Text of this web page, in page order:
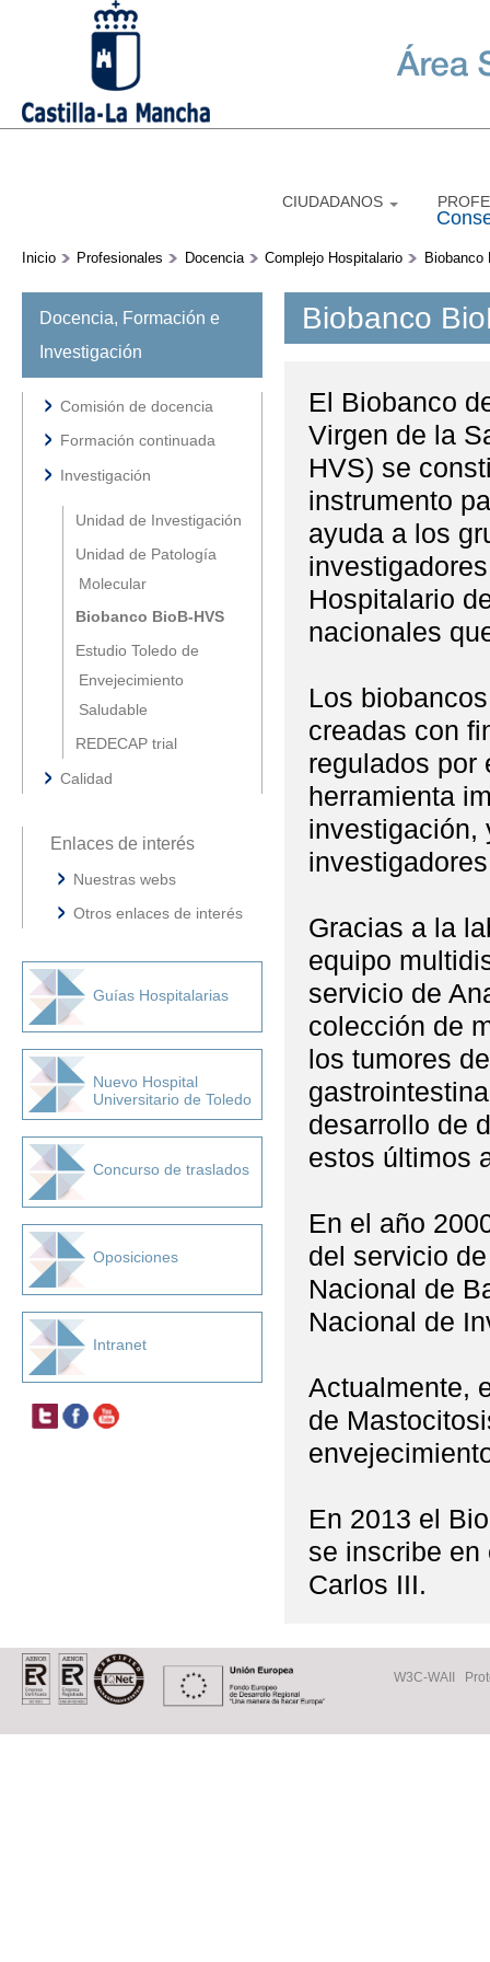
CIUDADANOS
Inicio Profesionales Docencia Complejo Hospitalario Biobanco
Docencia, Formación e
Investigación
Comisión de docencia
Formación continuada
Investigación
Unidad de Investigación
Unidad de Patología
Molecular
Biobanco BioB-HVS
Estudio Toledo de
Envejecimiento
Saludable
REDECAP trial
Calidad
Enlaces de interés
Nuestras webs
Otros enlaces de interés
Guías Hospitalarias
Nuevo Hospital
Universitario de Toledo
Concurso de traslados
Oposiciones
Intranet
Biobanco
El Biobanco
Virgen de la
HVS) se
instrumento
ayuda a los
Hospitalario
nacionales
Los
creadas con
regulados por
herramienta
investigación,
Gracias a la
equipo
servicio de
colección de
los tumores
desarrollo de
estos últimos
En el año
del servicio
Nacional de
Nacional de
Actualmente,
de
En 2013 el
se inscribe en
Carlos III.
W3C-WAII